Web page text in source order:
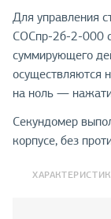
Для управления
СОСпр-2б-2-000
суммирующего
осуществляются
на ноль —
Секундомер
корпусе, без